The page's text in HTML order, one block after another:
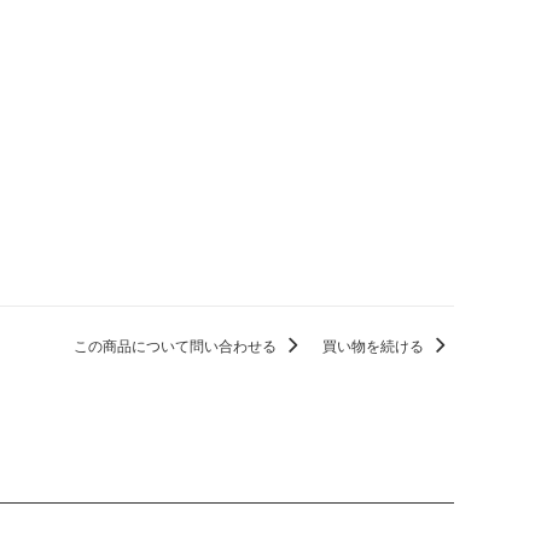
この商品について問い合わせる 買い物を続ける